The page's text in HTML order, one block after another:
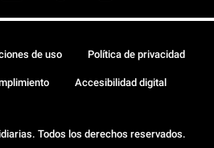
Todos los derechos reservados.
de uso Política de privacidad
Accesibilidad digital